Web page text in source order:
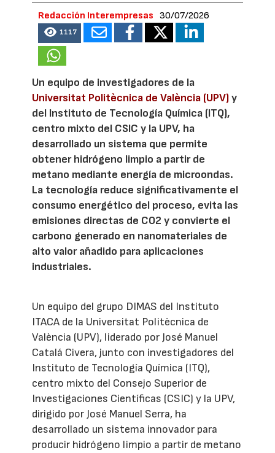
Redacción Interempresas 30/07/2026
1117
Un equipo de investigadores de la
Universitat Politècnica de València (UPV)y
del Instituto de Tecnología Química (ITQ),
centro mixto del CSIC y la UPV, ha
desarrollado un sistema que permite
obtener hidrógeno limpio a partir de
metano mediante energía de microondas.
La tecnología reduce significativamente el
consumo energético del proceso, evita las
emisiones directas de CO2 y convierte el
carbono generado en nanomateriales de
alto valor añadido para aplicaciones
industriales.
Un equipo del grupo DIMAS del Instituto
ITACA de la Universitat Politècnica de
València (UPV), liderado por José Manuel
Catalá Civera, junto con investigadores del
Instituto de Tecnología Química (ITQ),
centro mixto del Consejo Superior de
Investigaciones Científicas (CSIC) y la UPV,
dirigido por José Manuel Serra, ha
desarrollado un sistema innovador para
producir hidrógeno limpio a partir de metano